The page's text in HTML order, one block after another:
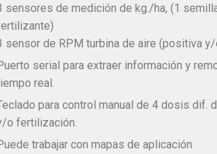
sensores de medición de kg./ha, (1
sensor de RPM turbina de aire (positiva y/
serial para extraer información y
real.
para control manual de 4 dosis dif.
o fertilización.
trabajar con mapas de aplicación